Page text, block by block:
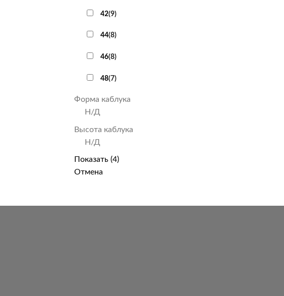
42(9)
44(8)
46(8)
48(7)
Форма каблука
Н/Д
Высота каблука
Н/Д
Показать (4)
Отмена